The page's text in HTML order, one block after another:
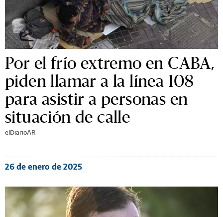
Por el frío extremo en CABA,
piden llamar a la línea 108
para asistir a personas en
situación de calle
elDiarioAR
26 de enero de 2025